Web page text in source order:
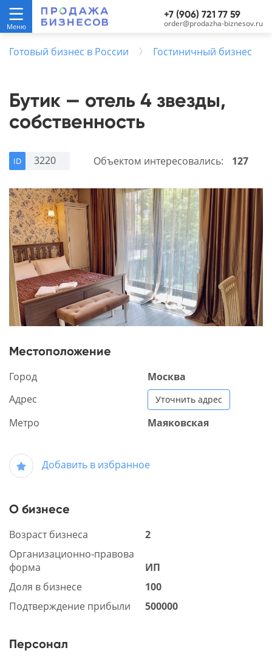
+7 (906) 721 77 59
order@prodazha-biznesov.ru
Готовый бизнес в России Гостиничный бизнес
Бутик — отель 4 звезды,
собственность
ID 3220 Объектом интересовались: 127
Местоположение
Город
Москва
Адрес
Уточнить адрес
Метро Маяковская
Добавить в избранное
О бизнесе
Возраст бизнеса
2
Организационно-правова
форма
ИП
Доля в бизнесе
100
Подтверждение прибыли
500000
Персонал